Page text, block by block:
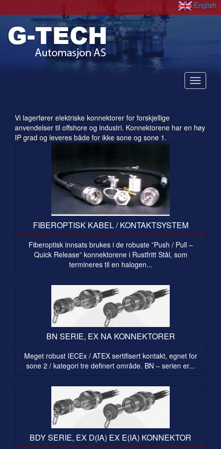
English
Vi lagerfører elektriske konnektorer for forskjellige
anvendelser til offshore og industri. Konnektorene har en høy
IP grad og leveres både for ikke sone og sone 1.
FIBEROPTISK KABEL / KONTAKTSYSTEM
Fiberoptisk innsats brukes i de robuste ”Push / Pull –
Quick Release” konnektorene i Rustfritt Stål, som
termineres til en halogen...
BN SERIE, EX NA KONNEKTORER
Meget robust IECEx / ATEX sertifisert kontakt, egnet for
sone 2 / kategori tre definert område. BN – serien er...
BDY SERIE, EX D(IA) EX E(IA) KONNEKTOR